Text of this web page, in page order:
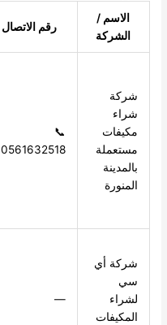
الاسم /
الشركة
رقم الاتصال
شركة
شراء
مكيفات
مستعملة
بالمدينة
المنورة
📞
0561632518
شركة أي
سي
لشراء
المكيفات
—